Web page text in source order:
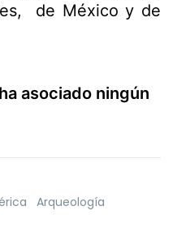
de México y de
asociado ningún
Arqueología